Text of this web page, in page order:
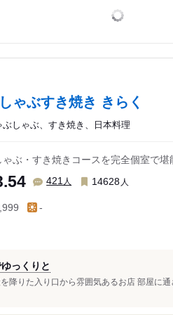
ゃぶすき焼き きらく
しゃぶ、すき焼き、日本料理
ぶ・すき焼きコースを完全個室で
421 人 14628 人
-
っくりと
降りた入り口から雰囲気あるお店 部屋に